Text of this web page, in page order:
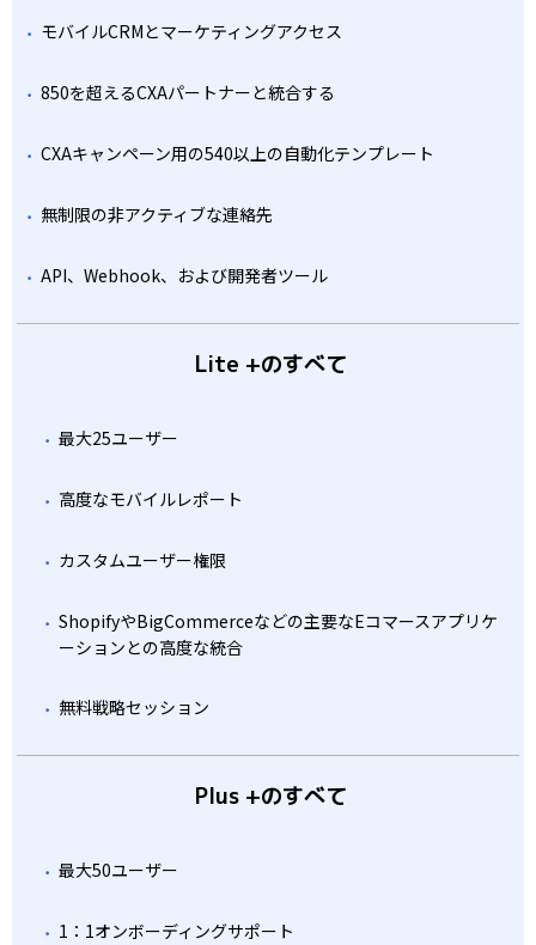
モバイルCRMとマーケティングアクセス
850を超えるCXAパートナーと統合する
CXAキャンペーン用の540以上の自動化テンプレート
無制限の非アクティブな連絡先
API、Webhook、および開発者ツール
Lite +のすべて
最大25ユーザー
高度なモバイルレポート
カスタムユーザー権限
ShopifyやBigCommerceなどの主要なEコマースアプリケ
ーションとの高度な統合
無料戦略セッション
Plus +のすべて
最大50ユーザー
1：1オンボーディングサポート